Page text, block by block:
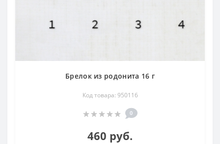
Брелок из родонита 16 г
Код товара: 950116
0
460 руб.